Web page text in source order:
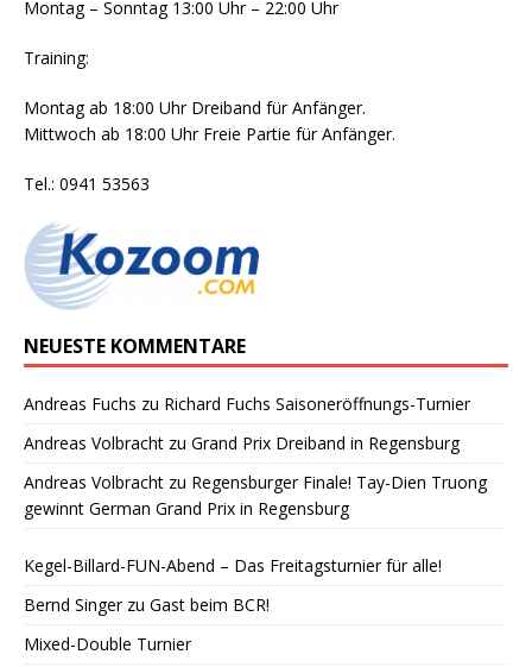
Montag – Sonntag 13:00 Uhr – 22:00 Uhr
Training:
Montag ab 18:00 Uhr Dreiband für Anfänger.
Mittwoch ab 18:00 Uhr Freie Partie für Anfänger.
Tel.: 0941 53563
NEUESTE KOMMENTARE
Andreas Fuchs zu Richard Fuchs Saisoneröffnungs-Turnier
Andreas Volbracht zu Grand Prix Dreiband in Regensburg
Andreas Volbracht zu Regensburger Finale! Tay-Dien Truong
gewinnt German Grand Prix in Regensburg
Kegel-Billard-FUN-Abend – Das Freitagsturnier für alle!
Bernd Singer zu Gast beim BCR!
Mixed-Double Turnier